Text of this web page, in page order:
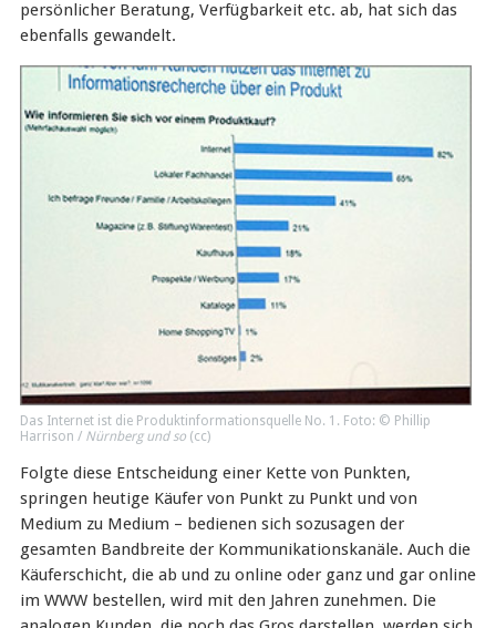
persönlicher Beratung, Verfügbarkeit etc. ab, hat sich das
ebenfalls gewandelt.
Das Internet ist die Produktinformationsquelle No. 1. Foto: © Phillip
Harrison / Nürnberg und so(cc)
Folgte diese Entscheidung einer Kette von Punkten,
springen heutige Käufer von Punkt zu Punkt und von
Medium zu Medium – bedienen sich sozusagen der
gesamten Bandbreite der Kommunikationskanäle. Auch die
Käuferschicht, die ab und zu online oder ganz und gar online
im WWW bestellen, wird mit den Jahren zunehmen. Die